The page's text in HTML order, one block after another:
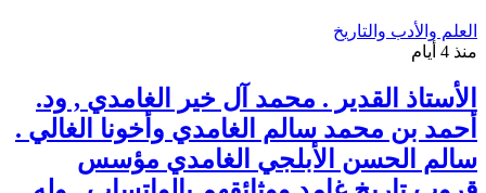
العلم والأدب والتاريخ
منذ 4 أيام
الأستاذ القدير . محمد آل خير الغامدي , ود.
أحمد بن محمد سالم الغامدي وأخونا الغالي .
سالم الحسن الأبلجي الغامدي مؤسس